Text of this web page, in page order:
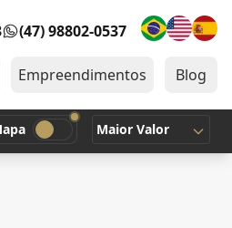
(47) 98802-0537
Empreendimentos Blog
Maior Valor